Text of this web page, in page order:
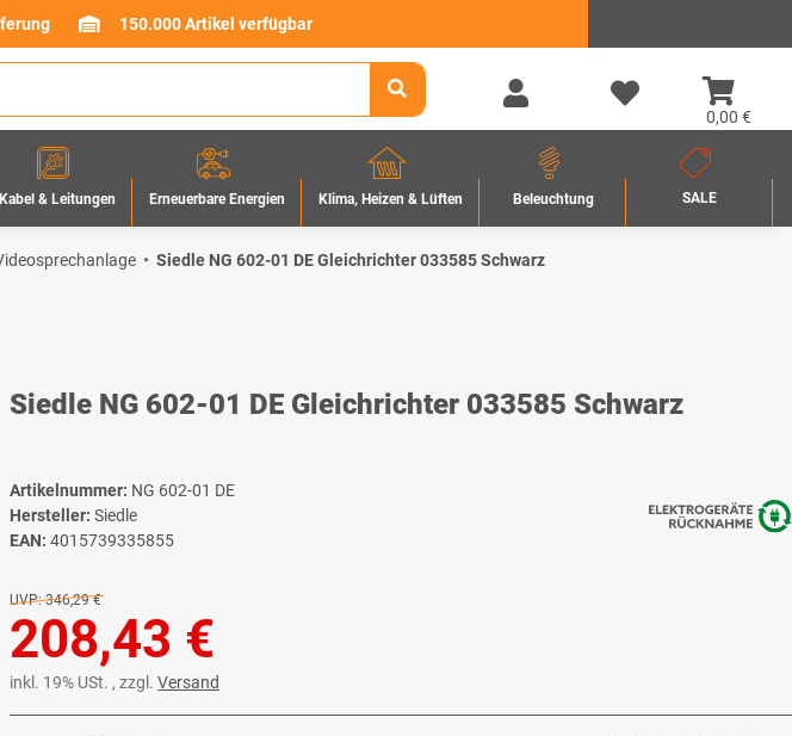
150.000 Artikel verfügbar
0,00 €
Kabel & Leitungen Erneuerbare Energien Klima, Heizen & Lüften Beleuchtung SALE
Siedle NG 602-01 DE Gleichrichter 033585 Schwarz
Siedle NG 602-01 DE Gleichrichter 033585 Schwarz
Artikelnummer: NG 602-01 DE
Hersteller: Siedle
EAN: 4015739335855
UVP: 346,29 €
208,43 €
inkl. 19% USt. , zzgl. Versand